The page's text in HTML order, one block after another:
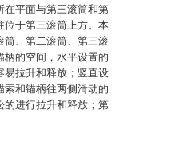
在平面与第三滚筒和第
位于第三滚筒上方。本
筒、第二滚筒、第三滚
柄的空间，水平设置的
易拉升和释放；竖直设
索和锚柄往两侧滑动的
的进行拉升和释放；第